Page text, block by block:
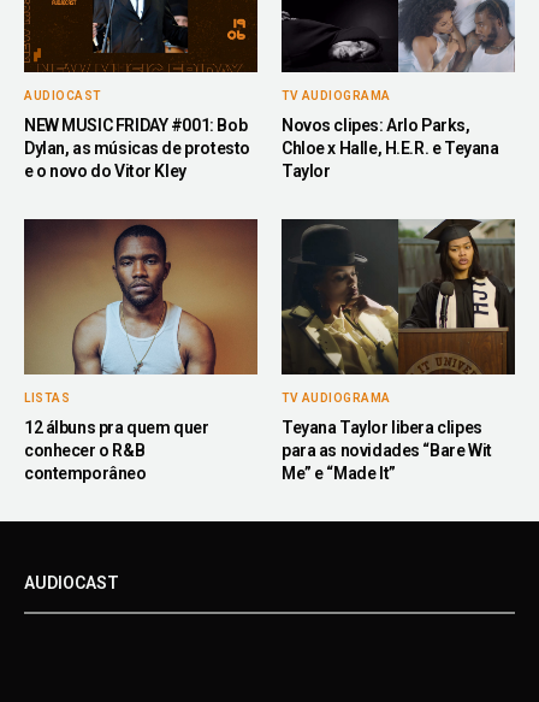
AUDIOCAST
NEW MUSIC FRIDAY #001: Bob
Dylan, as músicas de protesto
e o novo do Vitor Kley
TV AUDIOGRAMA
Novos clipes: Arlo Parks,
Chloe x Halle, H.E.R. e Teyana
Taylor
LISTAS
12 álbuns pra quem quer
conhecer o R&B
contemporâneo
TV AUDIOGRAMA
Teyana Taylor libera clipes
para as novidades “Bare Wit
Me” e “Made It”
AUDIOCAST